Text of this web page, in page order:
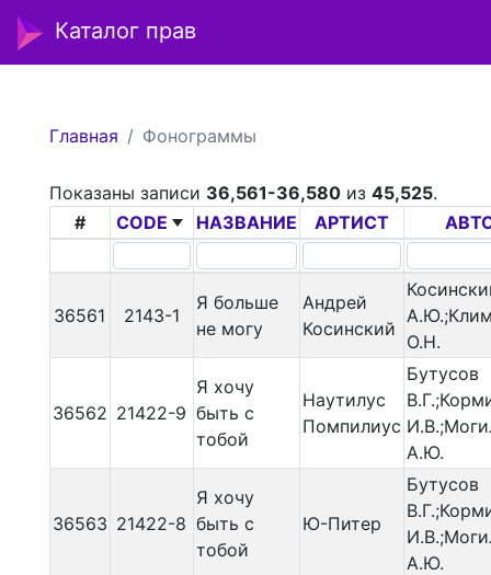
Каталог прав
Главная Фонограммы
Показаны записи 36,561-36,580из 45,525.
#
CODE НАЗВАНИЕ АРТИСТ
36561 2143-1
Я больше
не могу
Андрей
Косинский
О.Н.
36562 21422-9
Я хочу
быть с
тобой
Наутилус
Помпилиус
Бутусов
А.Ю.
36563 21422-8
Я хочу
быть с
тобой
Ю-Питер
Бутусов
А.Ю.